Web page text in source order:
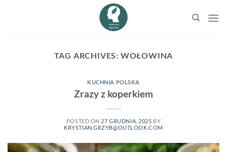
TAG ARCHIVES: WOŁOWINA
KUCHNIA POLSKA
Zrazy z koperkiem
POSTED ON 27 GRUDNIA, 2025 BY
KRYSTIAN.GRZYB@OUTLOOK.COM